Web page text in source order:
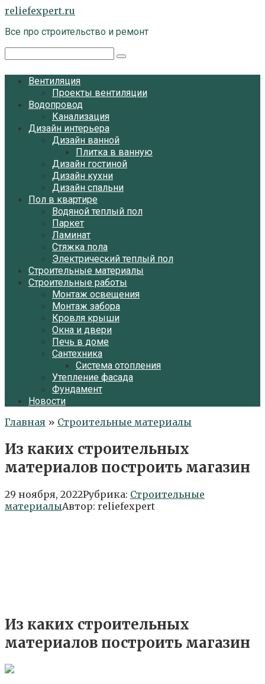
Перейти
контенту
reliefexpert.ru
Все про строительство и ремонт
Вентиляция
Проекты вентиляции
Водопровод
Канализация
Дизайн интерьера
Дизайн ванной
Плитка в ванную
Дизайн гостиной
Дизайн кухни
Дизайн спальни
Пол в квартире
Водяной теплый пол
Паркет
Ламинат
Стяжка пола
Электрический теплый пол
Строительные материалы
Строительные работы
Монтаж освещения
Монтаж забора
Кровля крыши
Окна и двери
Печь в доме
Сантехника
Система отопления
Утепление фасада
Фундамент
Новости
Главная » Строительные материалы
Из каких строительных
материалов построить магазин
29 ноября, 2022Рубрика: Строительные
материалыАвтор: reliefexpert
Из каких строительных
материалов построить магазин